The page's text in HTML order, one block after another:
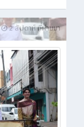
2 สัปดาห์ ที่ผ่านมา